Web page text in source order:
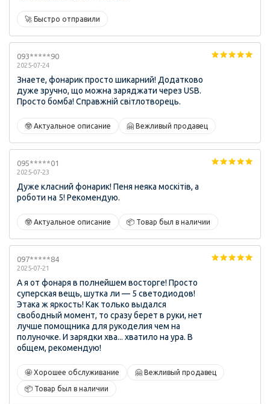
🚀 Быстро отправили
093*****90
2025-07-24
Знаете, фонарик просто шикарний! Додатково
дуже зручно, що можна заряджати через USB.
Просто бомба! Справжній світлотворець.
🤓 Актуальное описание 🤗 Вежливый продавец
095*****01
2025-07-23
Дуже класний фонарик! Пеня неяка москітів, а
роботи на 5! Рекомендую.
🤓 Актуальное описание 📦 Товар был в наличии
097*****84
2025-07-21
А я от фонаря в полнейшем восторге! Просто
суперская вещь, шутка ли — 5 светодиодов!
Этака ж яркость! Как только выдался
свободный момент, то сразу берет в руки, нет
лучше помощника для рукоделия чем на
полуночке. И зарядки хва... хватило на ура. В
общем, рекомендую!
🤩 Хорошее обслуживание 🤗 Вежливый продавец
📦 Товар был в наличии